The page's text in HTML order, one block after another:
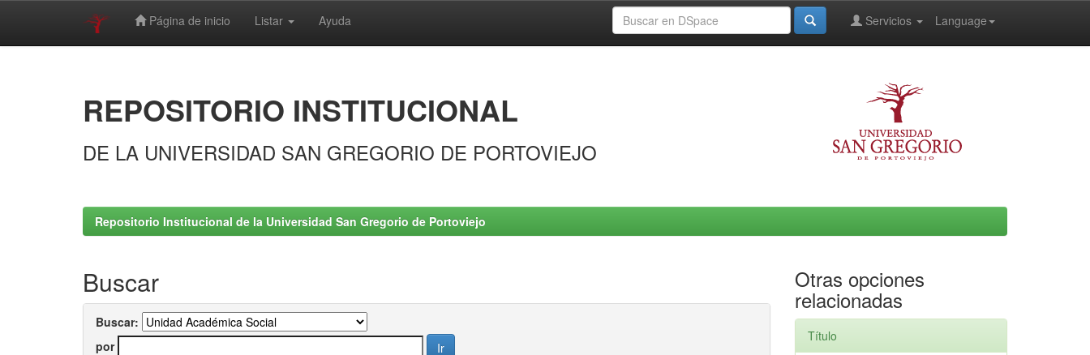
Página de inicio Listar Ayuda Language
Servicios
REPOSITORIO INSTITUCIONAL
DE LA UNIVERSIDAD SAN GREGORIO DE PORTOVIEJO
Repositorio Institucional de la Universidad San Gregorio de Portoviejo
Buscar
Buscar:
por
Otras opciones
relacionadas
Título